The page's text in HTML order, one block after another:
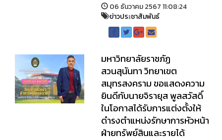
06 ธันวาคม 2567 11:08:24
ข่าวประชาสัมพันธ์
มหาวิทยาลัยราชภัฏ
สวนสุนันทา วิทยาเขต
สมุทรสงคราม ขอแสดงความ
ยินดีกับนายจิรายุส พูลสวัสดิ์
ในโอกาสได้รับการแต่งตั้งให้
ดำรงตำแหน่งรักษาการหัวหน้า
ฝ่ายทรัพย์สินและรายได้